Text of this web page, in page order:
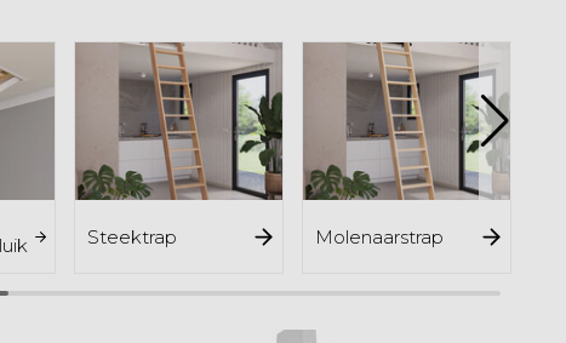
Steektrap Molenaarstrap